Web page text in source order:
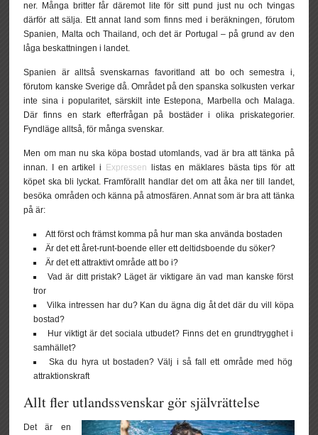
ner. Många britter får däremot lite för sitt pund just nu och tvingas
därför att sälja. Ett annat land som finns med i beräkningen, förutom
Spanien, Malta och Thailand, och det är Portugal – på grund av den
låga beskattningen i landet.
Spanien är alltså svenskarnas favoritland att bo och semestra i,
förutom kanske Sverige då. Området på den spanska solkusten verkar
inte sina i popularitet, särskilt inte Estepona, Marbella och Malaga.
Där finns en stark efterfrågan på bostäder i olika priskategorier.
Fyndläge alltså, för många svenskar.
Men om man nu ska köpa bostad utomlands, vad är bra att tänka på
innan. I en artikel i
Expressen listas en mäklares bästa tips för att
köpet ska bli lyckat. Framförallt handlar det om att åka ner till landet,
besöka områden och känna på atmosfären. Annat som är bra att tänka
på är:
Att först och främst komma på hur man ska använda bostaden
Är det ett året-runt-boende eller ett deltidsboende du söker?
Är det ett attraktivt område att bo i?
Vad är ditt pristak? Läget är viktigare än vad man kanske först
tror
Vilka intressen har du? Kan du ägna dig åt det där du vill köpa
bostad?
Hur viktigt är det sociala utbudet? Finns det en grundtrygghet i
samhället?
Ska du hyra ut bostaden? Välj i så fall ett område med hög
attraktionskraft
Allt fler utlandssvenskar gör självrättelse
Det är en